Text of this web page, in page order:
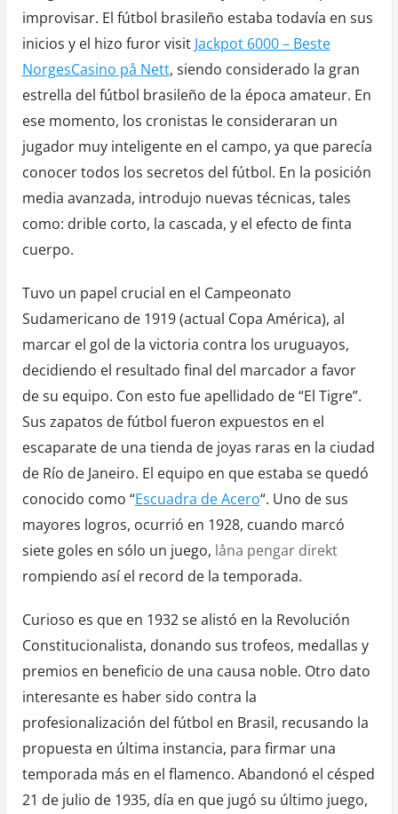
improvisar. El fútbol brasileño estaba todavía en sus
inicios y el hizo furor visit Jackpot 6000 – Beste
NorgesCasino på Nett, siendo considerado la gran
estrella del fútbol brasileño de la época amateur. En
ese momento, los cronistas le consideraran un
jugador muy inteligente en el campo, ya que parecía
conocer todos los secretos del fútbol. En la posición
media avanzada, introdujo nuevas técnicas, tales
como: drible corto, la cascada, y el efecto de finta
cuerpo.
Tuvo un papel crucial en el Campeonato
Sudamericano de 1919 (actual Copa América), al
marcar el gol de la victoria contra los uruguayos,
decidiendo el resultado final del marcador a favor
de su equipo. Con esto fue apellidado de “El Tigre”.
Sus zapatos de fútbol fueron expuestos en el
escaparate de una tienda de joyas raras en la ciudad
de Río de Janeiro. El equipo en que estaba se quedó
conocido como “Escuadra de Acero“. Uno de sus
mayores logros, ocurrió en 1928, cuando marcó
siete goles en sólo un juego, låna pengar direkt
rompiendo así el record de la temporada.
Curioso es que en 1932 se alistó en la Revolución
Constitucionalista, donando sus trofeos, medallas y
premios en beneficio de una causa noble. Otro dato
interesante es haber sido contra la
profesionalización del fútbol en Brasil, recusando la
propuesta en última instancia, para firmar una
temporada más en el flamenco. Abandonó el césped
21 de julio de 1935, día en que jugó su último juego,